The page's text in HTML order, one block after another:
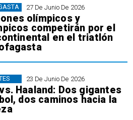
27 De Junio De 2026
olímpicos y
competirán por el
en el triatlón
23 De Junio De 2026
Haaland: Dos gigantes
dos caminos hacia la